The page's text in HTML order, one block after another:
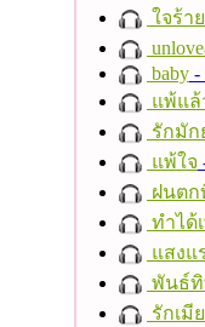
ใจร้าย
baby -
แพ้แล้
รักมัก
แพ้ใจ
ฝนตก
ทำได้
แสงแ
พันธ์
รักเมี